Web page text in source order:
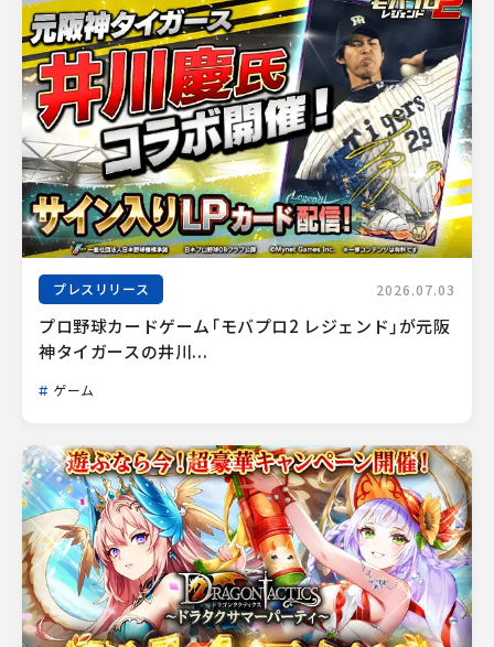
プレスリリース 2026.07.03
プロ野球カードゲーム「モバプロ2 レジェンド」が元阪
神タイガースの井川...
ゲーム